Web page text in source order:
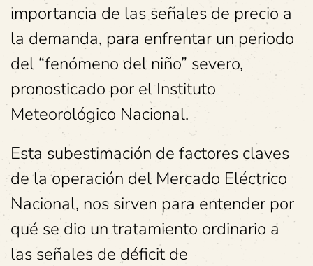
importancia de las señales de precio a
la demanda, para enfrentar un periodo
del “fenómeno del niño” severo,
pronosticado por el Instituto
Meteorológico Nacional.
Esta subestimación de factores claves
de la operación del Mercado Eléctrico
Nacional, nos sirven para entender por
qué se dio un tratamiento ordinario a
las señales de déficit de